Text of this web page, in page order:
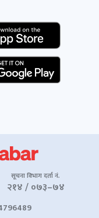
सूचना विभाग दर्ता नं.
२१४ / ०७३–७४